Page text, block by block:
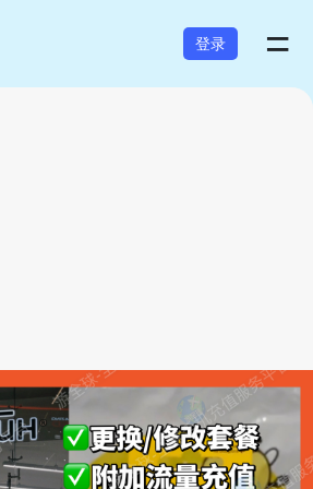
登录 =